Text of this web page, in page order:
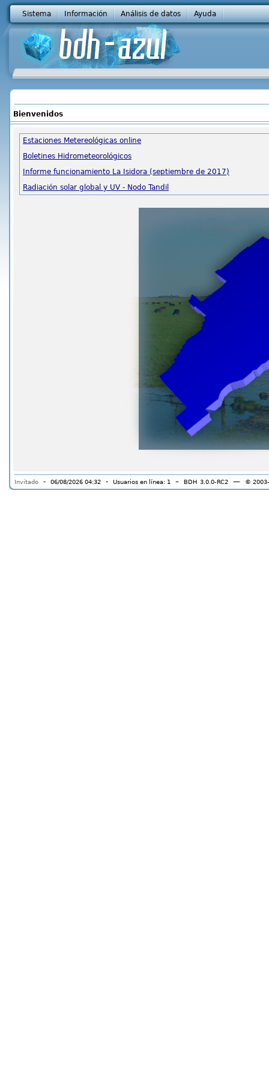
Sistema Información Análisis de datos Ayuda
Bienvenidos
Estaciones Metereológicas online
Boletines Hidrometeorológicos
Informe funcionamiento La Isidora (septiembre de 2017)
Radiación solar global y UV - Nodo Tandil
Invitado - 06/08/2026 04:32 - Usuarios en línea: 1 – BDH 3.0.0-RC2 — ©